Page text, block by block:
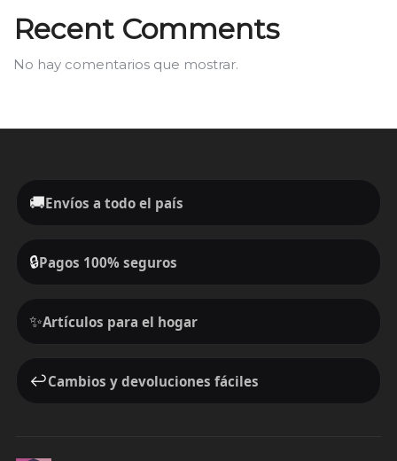
Recent Comments
No hay comentarios que mostrar.
🚚Envíos a todo el país
🔒Pagos 100% seguros
✨Artículos para el hogar
↩️Cambios y devoluciones fáciles